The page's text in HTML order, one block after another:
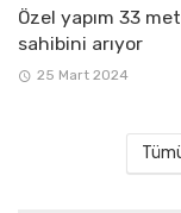
Özel yapım 33
sahibini arıyor
25 Mart 2024